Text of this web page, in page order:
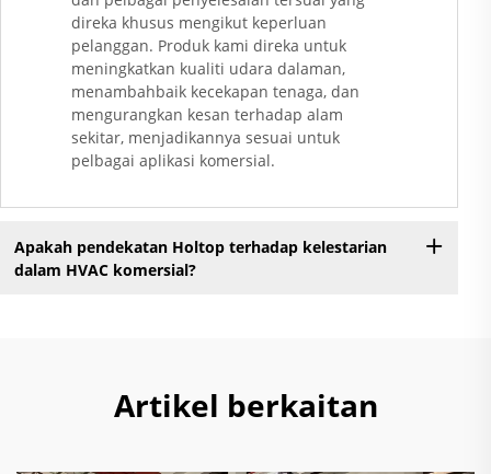
direka khusus mengikut keperluan
pelanggan. Produk kami direka untuk
meningkatkan kualiti udara dalaman,
menambahbaik kecekapan tenaga, dan
mengurangkan kesan terhadap alam
sekitar, menjadikannya sesuai untuk
pelbagai aplikasi komersial.
Apakah pendekatan Holtop terhadap kelestarian
dalam HVAC komersial?
Artikel berkaitan